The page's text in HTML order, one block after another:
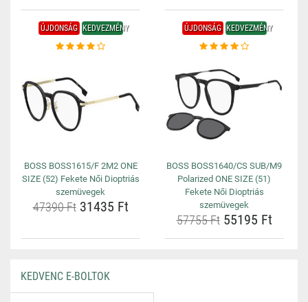
ÚJDONSÁG KEDVEZMÉNY
BOSS BOSS1615/F 2M2 ONE
SIZE (52) Fekete Női Dioptriás
szemüvegek
47390 Ft31435 Ft
ÚJDONSÁG KEDVEZMÉNY
BOSS BOSS1640/CS SUB/M9
Polarized ONE SIZE (51)
Fekete Női Dioptriás
szemüvegek
57755 Ft55195 Ft
KEDVENC E-BOLTOK